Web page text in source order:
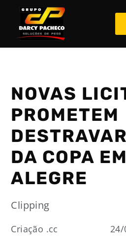
NOVAS
PROMETEM
DA COPA
ALEGRE
Clipping
Criação .cc